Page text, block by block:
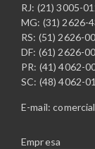
RJ: (21) 3005-
MG: (31) 2626-
RS: (51) 2626-
DF: (61) 2626-
PR: (41) 4062-
SC: (48) 4062-
E-mail:
Empresa